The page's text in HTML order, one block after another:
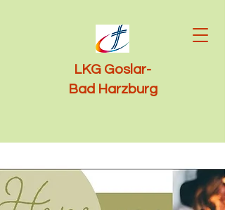
LKG Goslar-
Bad Harzburg